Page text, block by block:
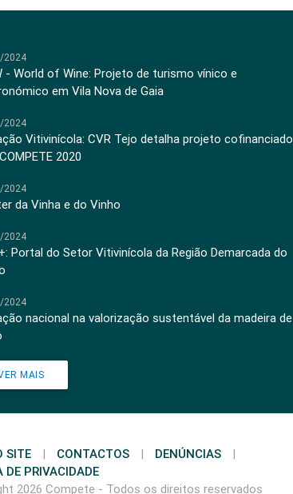
2024
- World of Wine: Projeto de turismo vínico e
em Vila Nova de Gaia
2024
Vitivinícola: CVR Tejo detalha projeto cofinanciado
2020
2024
da Vinha e do Vinho
2024
Portal do Setor Vitivinícola da Região Demarcada do
2024
nacional na valorização sustentável da madeira de
MAIS
SITE | CONTACTOS | DENÚNCIAS
|
DE PRIVACIDADE
2026 Compete - Todos os direitos reservados